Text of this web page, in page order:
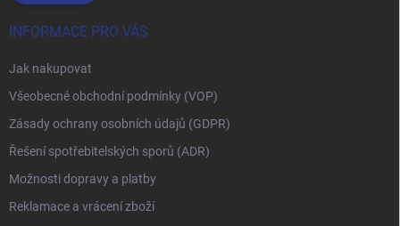
INFORMACE PRO VÁS
Jak nakupovat
Všeobecné obchodní podmínky (VOP)
Zásady ochrany osobních údajů (GDPR)
Řešení spotřebitelských sporů (ADR)
Možnosti dopravy a platby
Reklamace a vrácení zboží